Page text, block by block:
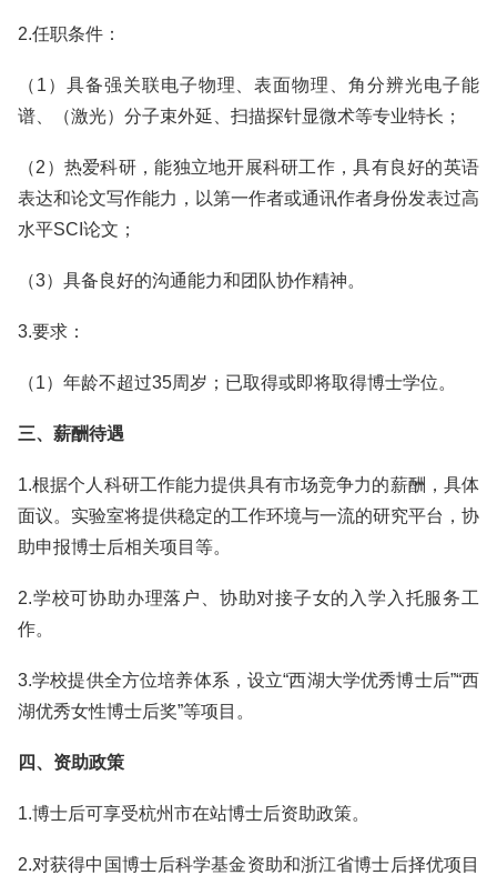
2.任职条件：
（1）具备强关联电子物理、表面物理、角分辨光电子能
谱、（激光）分子束外延、扫描探针显微术等专业特长；
（2）热爱科研，能独立地开展科研工作，具有良好的英语
表达和论文写作能力，以第一作者或通讯作者身份发表过高
水平SCI论文；
（3）具备良好的沟通能力和团队协作精神。
3.要求：
（1）年龄不超过35周岁；已取得或即将取得博士学位。
三、薪酬待遇
1.根据个人科研工作能力提供具有市场竞争力的薪酬，具体
面议。实验室将提供稳定的工作环境与一流的研究平台，协
助申报博士后相关项目等。
2.学校可协助办理落户、协助对接子女的入学入托服务工
作。
3.学校提供全方位培养体系，设立“西湖大学优秀博士后”“西
湖优秀女性博士后奖”等项目。
四、资助政策
1.博士后可享受杭州市在站博士后资助政策。
2.对获得中国博士后科学基金资助和浙江省博士后择优项目